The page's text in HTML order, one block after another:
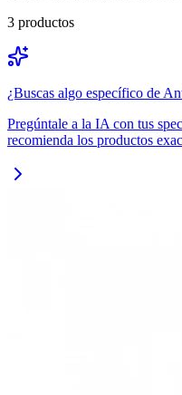
3 productos
¿Buscas algo específico de
Pregúntale a la IA con tus
recomienda los productos